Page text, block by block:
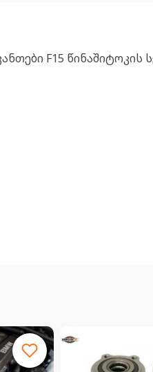
F15 წინაშიტოკის